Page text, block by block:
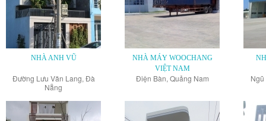
NHÀ ANH VŨ
Đường Lưu Văn Lang, Đà
Nẵng
NHÀ MÁY WOOCHANG
VIỆT NAM
Điện Bàn, Quảng Nam